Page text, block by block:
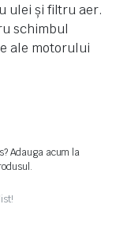
ulei și filtru aer.
schimbul
ale motorului
Adauga acum la